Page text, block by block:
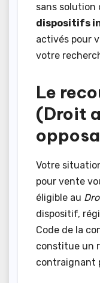
sans solution
dispositifs
activés pour
votre
Le
(Droit
Votre
pour vente
éligible au
dispositif,
Code de la
constitue un
contraignant